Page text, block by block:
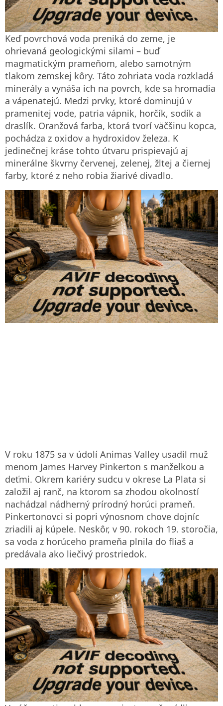
Keď povrchová voda preniká do zeme, je
ohrievaná geologickými silami – buď
magmatickým prameňom, alebo samotným
tlakom zemskej kôry. Táto zohriata voda rozkladá
minerály a vynáša ich na povrch, kde sa hromadia
a vápenatejú. Medzi prvky, ktoré dominujú v
pramenitej vode, patria vápnik, horčík, sodík a
draslík. Oranžová farba, ktorá tvorí väčšinu kopca,
pochádza z oxidov a hydroxidov železa. K
jedinečnej kráse tohto útvaru prispievajú aj
minerálne škvrny červenej, zelenej, žltej a čiernej
farby, ktoré z neho robia žiarivé divadlo.
V roku 1875 sa v údolí Animas Valley usadil muž
menom James Harvey Pinkerton s manželkou a
deťmi. Okrem kariéry sudcu v okrese La Plata si
založil aj ranč, na ktorom sa zhodou okolností
nachádzal nádherný prírodný horúci prameň.
Pinkertonovci si popri výnosnom chove dojníc
zriadili aj kúpele. Neskôr, v 90. rokoch 19. storočia,
sa voda z horúceho prameňa plnila do fliaš a
predávala ako liečivý prostriedok.